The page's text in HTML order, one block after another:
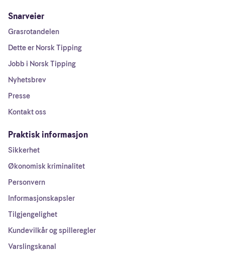
Snarveier
Grasrotandelen
Dette er Norsk Tipping
Jobb i Norsk Tipping
Nyhetsbrev
Presse
Kontakt oss
Praktisk informasjon
Sikkerhet
Økonomisk kriminalitet
Personvern
Informasjonskapsler
Tilgjengelighet
Kundevilkår og spilleregler
Varslingskanal